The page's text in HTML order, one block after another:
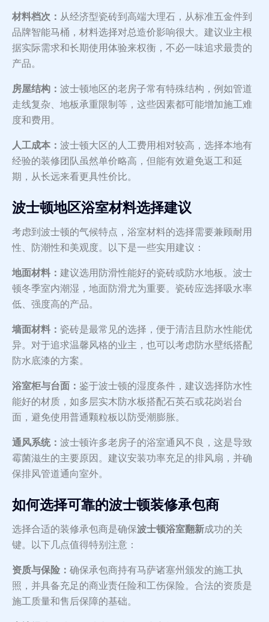
材料档次： 从经济型瓷砖到高端大理石，从标准五金件到
品牌智能马桶，材料选择对总造价影响很大。建议业主根
据实际需求和长期使用体验来权衡，不必一味追求最贵的
产品。
房屋结构： 波士顿地区的老房子常有特殊结构，例如管道
走线复杂、地板承重限制等，这些因素都可能增加施工难
度和费用。
人工成本： 波士顿大区的人工费用相对较高，选择本地有
经验的装修团队虽然单价略高，但能有效避免返工和延
期，从长远来看更具性价比。
波士顿地区浴室材料选择建议
考虑到波士顿的气候特点，浴室材料的选择需要兼顾耐用
性、防潮性和美观度。以下是一些实用建议：
地面材料： 建议选用防滑性能好的瓷砖或防水地板。波士
顿冬季室内潮湿，地面防滑尤为重要。瓷砖应选择吸水率
低、强度高的产品。
墙面材料： 瓷砖是最常见的选择，便于清洁且防水性能优
异。对于追求温馨风格的业主，也可以考虑防水壁纸搭配
防水底漆的方案。
浴室柜与台面： 鉴于波士顿的湿度条件，建议选择防水性
能好的材质，如多层实木防水板搭配石英石或花岗岩台
面，避免使用普通颗粒板以防受潮膨胀。
通风系统： 波士顿许多老房子的浴室通风不良，这是导致
霉菌滋生的主要原因。建议安装功率充足的排风扇，并确
保排风管道通向室外。
如何选择可靠的波士顿装修承包商
选择合适的装修承包商是确保波士顿浴室翻新成功的关
键。以下几点值得特别注意：
资质与保险： 确保承包商持有马萨诸塞州颁发的施工执
照，并具备充足的商业责任险和工伤保险。合法的资质是
施工质量和售后保障的基础。